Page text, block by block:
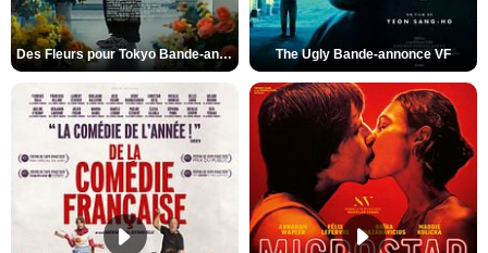
Des Fleurs pour Tokyo Bande-annonce VO STFR The Ugly Bande-annonce VF